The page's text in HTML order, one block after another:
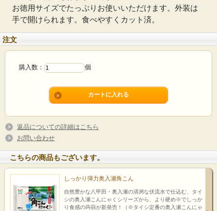
お徳用サイズでたっぷりお使いいただけます。外装は
手で開けられます。食べやすくカット済。
注文
購入数： 個
返品についての詳細はこちら
お問い合わせ
こちらの商品もございます。
しっかり弾力奥入瀬角こん
自然豊かな八甲田・奥入瀬の清冽な伏流水で仕込む、タイ
シの奥入瀬こんにゃくシリーズから、より硬め※でしっか
り食感の蒟蒻が新発売！（※タイシ定番の奥入瀬こんにゃ